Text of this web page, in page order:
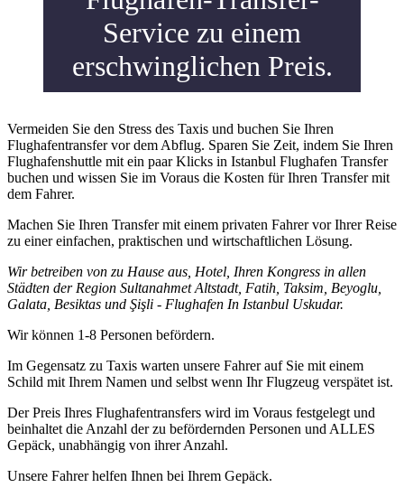
Service zu einem
erschwinglichen Preis.
Vermeiden Sie den Stress des Taxis und buchen Sie Ihren
Flughafentransfer vor dem Abflug. Sparen Sie Zeit, indem Sie Ihren
Flughafenshuttle mit ein paar Klicks in Istanbul Flughafen Transfer
buchen und wissen Sie im Voraus die Kosten für Ihren Transfer mit
dem Fahrer.
Machen Sie Ihren Transfer mit einem privaten Fahrer vor Ihrer Reise
zu einer einfachen, praktischen und wirtschaftlichen Lösung.
Wir betreiben von zu Hause aus, Hotel, Ihren Kongress in allen
Städten der Region Sultanahmet Altstadt, Fatih, Taksim, Beyoglu,
Galata, Besiktas und Şişli - Flughafen In Istanbul Uskudar.
Wir können 1-8 Personen befördern.
Im Gegensatz zu Taxis warten unsere Fahrer auf Sie mit einem
Schild mit Ihrem Namen und selbst wenn Ihr Flugzeug verspätet ist.
Der Preis Ihres Flughafentransfers wird im Voraus festgelegt und
beinhaltet die Anzahl der zu befördernden Personen und ALLES
Gepäck, unabhängig von ihrer Anzahl.
Unsere Fahrer helfen Ihnen bei Ihrem Gepäck.